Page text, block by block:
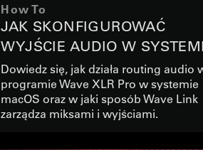
How To
JAK SKONFIGUROWAĆ
WYJŚCIE AUDIO W
MACOS ZA POMOCĄ WAVE
XLR PRO
Dowiedz się, jak działa routing audio
programie Wave XLR Pro w systemie
macOS oraz w jaki sposób Wave Link
zarządza miksami i wyjściami.